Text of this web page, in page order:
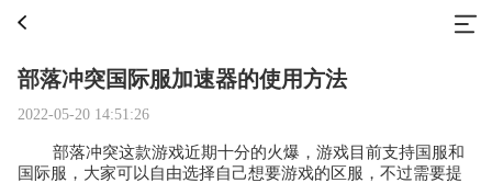
部落冲突国际服加速器的使用方法
2022-05-20 14:51:26
部落冲突这款游戏近期十分的火爆，游戏目前支持国服和
国际服，大家可以自由选择自己想要游戏的区服，不过需要提